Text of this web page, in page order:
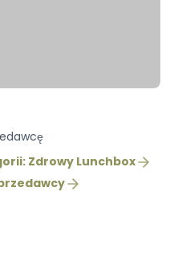
Zdrowy Lunchbox